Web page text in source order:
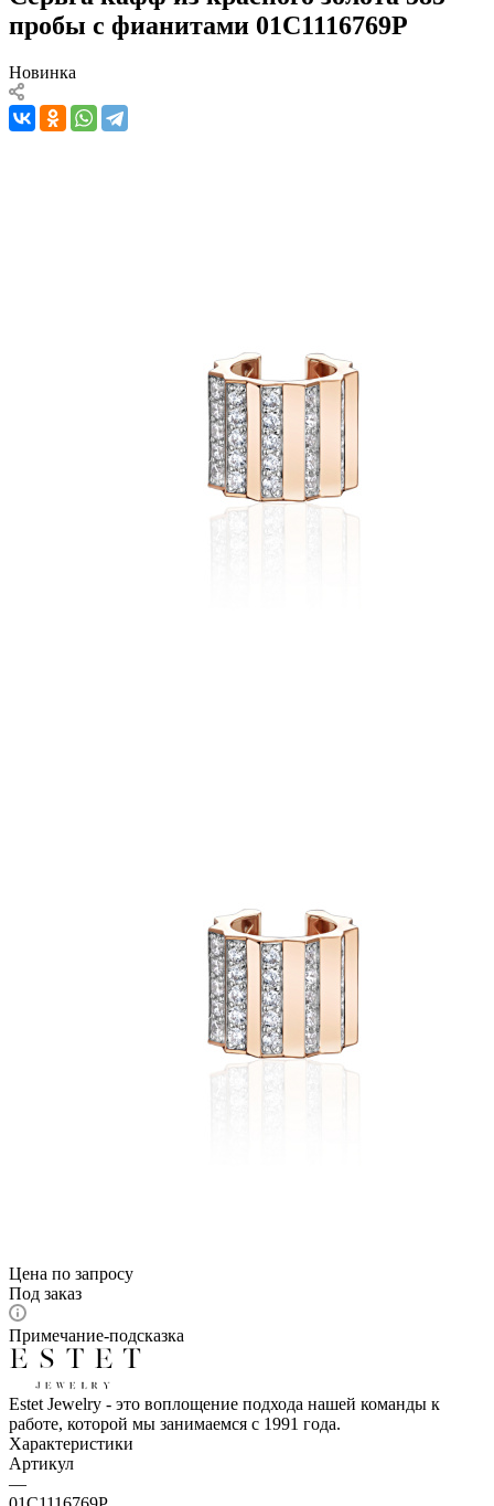
пробы с фианитами 01С1116769Р
Новинка
Цена по запросу
Под заказ
Примечание-подсказка
Estet Jewelry - это воплощение подхода нашей команды к
работе, которой мы занимаемся с 1991 года.
Характеристики
Артикул
—